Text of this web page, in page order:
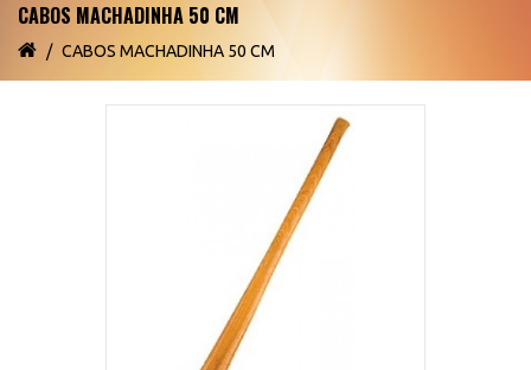
CABOS MACHADINHA 50 CM
CABOS MACHADINHA 50 CM